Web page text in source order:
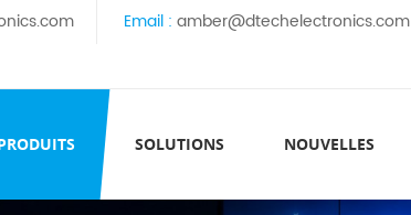
Email : amber@dtechelectronics.com
SOLUTIONS NOUVELLES